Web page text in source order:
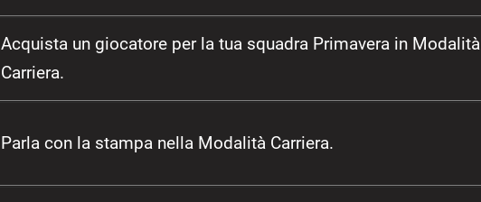
Acquista un giocatore per la tua squadra Primavera in Modalità
Carriera.
Parla con la stampa nella Modalità Carriera.